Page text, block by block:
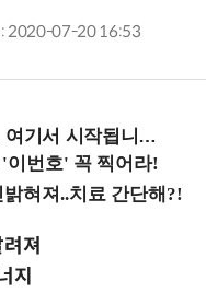
: 2020-07-20 16:53
됩니다! (9/2 강남역)
져
지